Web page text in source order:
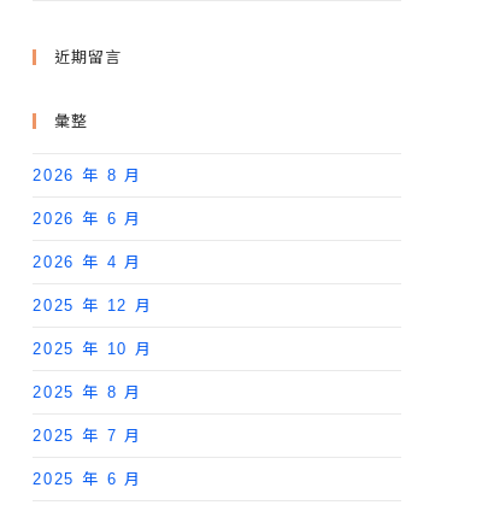
近期留言
彙整
2026 年 8 月
2026 年 6 月
2026 年 4 月
2025 年 12 月
2025 年 10 月
2025 年 8 月
2025 年 7 月
2025 年 6 月